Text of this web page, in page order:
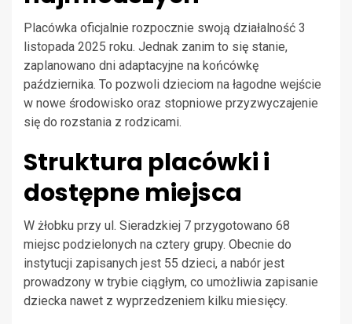
Placówka oficjalnie rozpocznie swoją działalność 3
listopada 2025 roku. Jednak zanim to się stanie,
zaplanowano dni adaptacyjne na końcówkę
października. To pozwoli dzieciom na łagodne wejście
w nowe środowisko oraz stopniowe przyzwyczajenie
się do rozstania z rodzicami.
Struktura placówki i
dostępne miejsca
W żłobku przy ul. Sieradzkiej 7 przygotowano 68
miejsc podzielonych na cztery grupy. Obecnie do
instytucji zapisanych jest 55 dzieci, a nabór jest
prowadzony w trybie ciągłym, co umożliwia zapisanie
dziecka nawet z wyprzedzeniem kilku miesięcy.